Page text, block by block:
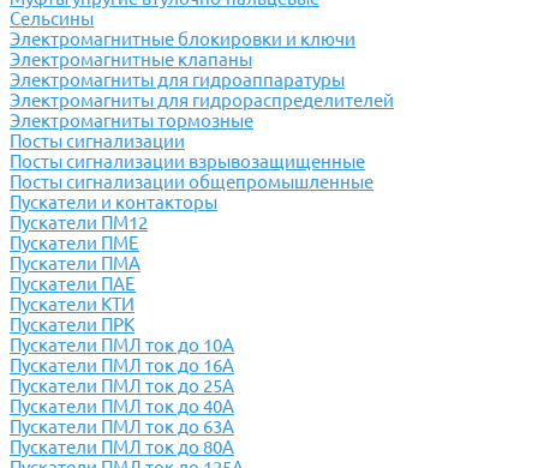
Сельсины
Электромагнитные блокировки и ключи
Электромагнитные клапаны
Электромагниты для гидроаппаратуры
Электромагниты для гидрораспределителей
Электромагниты тормозные
Посты сигнализации
Посты сигнализации взрывозащищенные
Посты сигнализации общепромышленные
Пускатели и контакторы
Пускатели ПМ12
Пускатели ПМЕ
Пускатели ПМА
Пускатели ПАЕ
Пускатели КТИ
Пускатели ПРК
Пускатели ПМЛ ток до 10А
Пускатели ПМЛ ток до 16А
Пускатели ПМЛ ток до 25А
Пускатели ПМЛ ток до 40А
Пускатели ПМЛ ток до 63А
Пускатели ПМЛ ток до 80А